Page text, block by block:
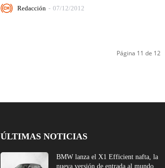
Redacción - 07/12/2012
Página 11 de 12
ÚLTIMAS NOTICIAS
BMW lanza el X1 Efficient nafta, la
nueva versión de entrada al mundo